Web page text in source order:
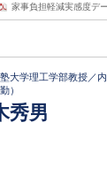
家事負担軽減実感度デ
大学理工学部教授／
）
秀男